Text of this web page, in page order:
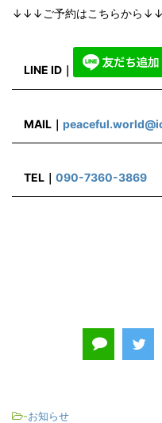
↓↓↓ご予約はこちらから
LINE ID
MAIL ｜
TEL ｜ 090-7360-3869
-お知らせ